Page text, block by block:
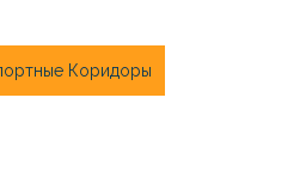
Коридоры